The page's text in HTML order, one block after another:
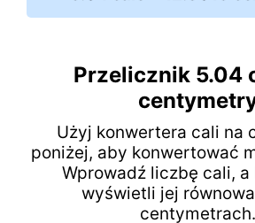
Przelicznik 5.04
Użyj konwertera cali na
poniżej, aby konwertować
Wprowadź liczbę cali,
wyświetli jej
centymetrach.